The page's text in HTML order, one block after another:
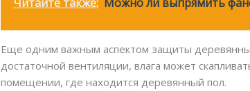
Еще одним важным аспектом защиты
достаточной вентиляции, влага может
помещении, где находится деревянный пол.